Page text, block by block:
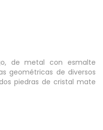
de metal con esmalte
geométricas de diversos
piedras de cristal mate